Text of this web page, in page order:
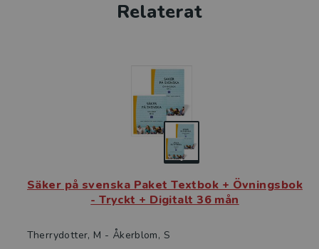
Relaterat
Säker på svenska Paket Textbok + Övningsbok
- Tryckt + Digitalt 36 mån
Therrydotter, M - Åkerblom, S